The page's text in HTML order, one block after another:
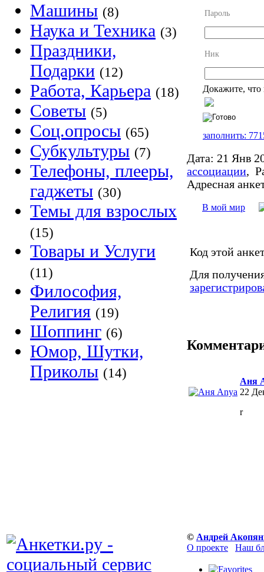
Машины (8)
Наука и Техника (3)
Праздники,
Подарки (12)
Работа, Карьера (18)
Советы (5)
Соц.опросы (65)
Субкультуры (7)
Телефоны, плееры,
гаджеты (30)
Темы для взрослых
(15)
Товары и Услуги
(11)
Философия,
Религия (19)
Шоппинг (6)
Юмор, Шутки,
Приколы (14)
Пароль
Ник
Докажите,
заполнить:
Дата: 21 Янв
ассоциации,
Адресная
В мой мир
Код этой
Для
Аня
22
r
© Андрей
О проекте
Наш